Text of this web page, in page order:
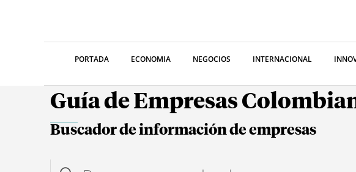
PORTADA ECONOMIA NEGOCIOS INTERNACIONAL
Guía de Empresas
Buscador de información de empresas